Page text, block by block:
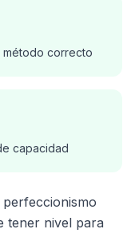
método correcto
capacidad
tener nivel para